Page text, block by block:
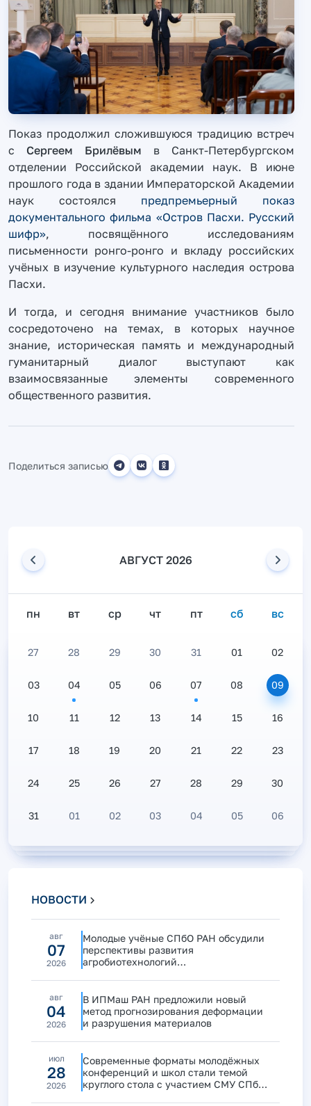
Показ продолжил сложившуюся традицию встреч
с Сергеем Брилёвым в Санкт-Петербургском
отделении Российской академии наук. В июне
прошлого года в здании Императорской Академии
наук состоялся предпремьерный показ
документального фильма «Остров Пасхи. Русский
шифр», посвящённого исследованиям
письменности ронго-ронго и вкладу российских
учёных в изучение культурного наследия острова
Пасхи.
И тогда, и сегодня внимание участников было
сосредоточено на темах, в которых научное
знание, историческая память и международный
гуманитарный диалог выступают как
взаимосвязанные элементы современного
общественного развития.
Поделиться записью
АВГУСТ 2026
пн вт ср чт пт сб вс
27 28 29 30 31 01 02
03 04 05 06 07 08 09
10 11 12 13 14 15 16
17 18 19 20 21 22 23
24 25 26 27 28 29 30
31 01 02 03 04 05 06
НОВОСТИ
авг
07
2026
Молодые учёные СПбО РАН обсудили
перспективы развития
агробиотехнологий
авг
04
2026
В ИПМаш РАН предложили новый
метод прогнозирования деформации
и разрушения материалов
июл
28
2026
Современные форматы молодёжных
конференций и школ стали темой
круглого стола с участием СМУ СПбО